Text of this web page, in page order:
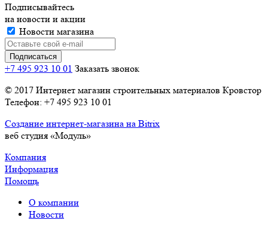
Подписывайтесь
на новости и акции
Новости магазина
+7 495 923 10 01 Заказать звонок
© 2017 Интернет магазин строительных материалов Кровстор
Телефон: +7 495 923 10 01
Создание интернет-магазина на Bitrix
веб студия «Модуль»
Компания
Информация
Помощь
О компании
Новости